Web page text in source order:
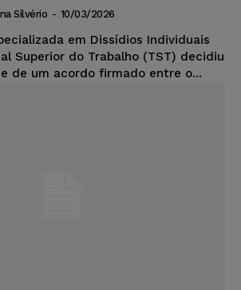
Silvério - 10/03/2026
em Dissídios Individuais
Superior do Trabalho (TST) decidiu
de um acordo firmado entre o...